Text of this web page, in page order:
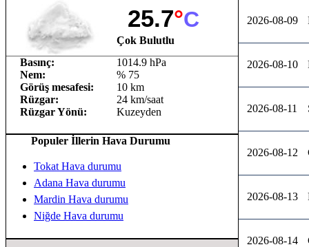
25.7°C
Çok Bulutlu
Basınç:
1014.9 hPa
Nem:
% 75
Görüş mesafesi:
10 km
Rüzgar:
24 km/saat
Rüzgar Yönü:
Kuzeyden
2026-08-09
2026-08-10
2026-08-11
2026-08-12
2026-08-13
2026-08-14
Populer İllerin Hava Durumu
Tokat Hava durumu
Adana Hava durumu
Mardin Hava durumu
Niğde Hava durumu